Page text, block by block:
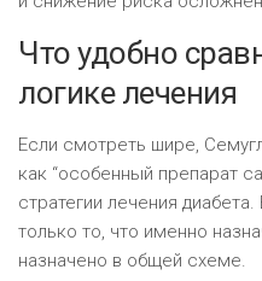
Что удобно
логике лечения
Если смотреть шире,
как “особенный препарат
стратегии лечения
только то, что именно
назначено в общей схеме.